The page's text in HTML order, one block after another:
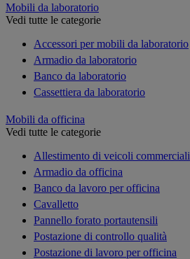
Mobili da laboratorio
Vedi tutte le categorie
Accessori per mobili da laboratorio
Armadio da laboratorio
Banco da laboratorio
Cassettiera da laboratorio
Mobili da officina
Vedi tutte le categorie
Allestimento di veicoli commerciali
Armadio da officina
Banco da lavoro per officina
Cavalletto
Pannello forato portautensili
Postazione di controllo qualità
Postazione di lavoro per officina